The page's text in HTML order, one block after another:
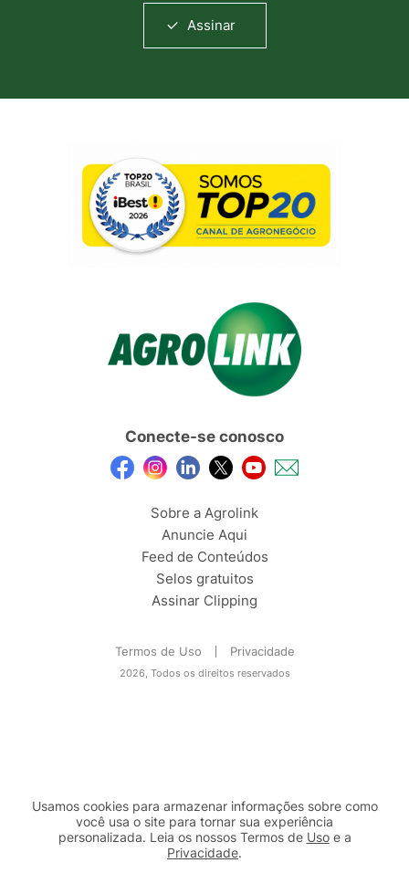
Assinar
Conecte-se conosco
Sobre a Agrolink
Anuncie Aqui
Feed de Conteúdos
Selos gratuitos
Assinar Clipping
Termos de Uso Privacidade
2026, Todos os direitos reservados
Usamos cookies para armazenar informações sobre como
você usa o site para tornar sua experiência
personalizada. Leia os nossos Termos de Usoe a
Privacidade.